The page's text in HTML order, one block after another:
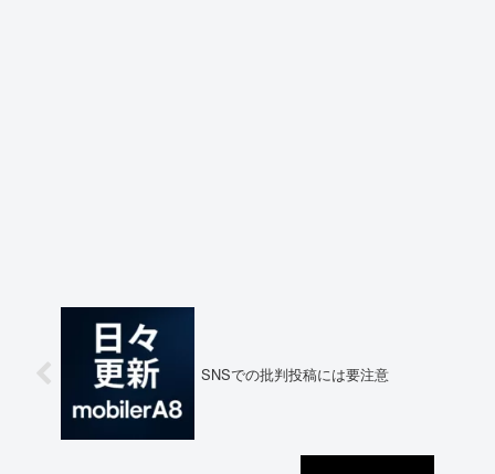
SNSでの批判投稿には要注意